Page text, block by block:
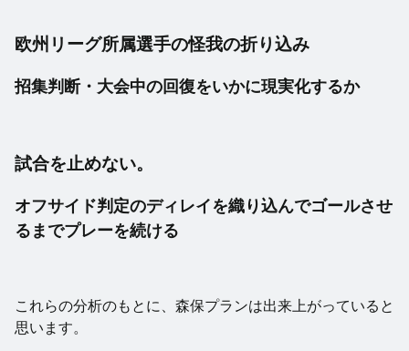
欧州リーグ所属選手の怪我の折り込み
招集判断・大会中の回復をいかに現実化するか
試合を止めない。
オフサイド判定のディレイを織り込んでゴールさせ
るまでプレーを続ける
これらの分析のもとに、森保プランは出来上がっていると
思います。